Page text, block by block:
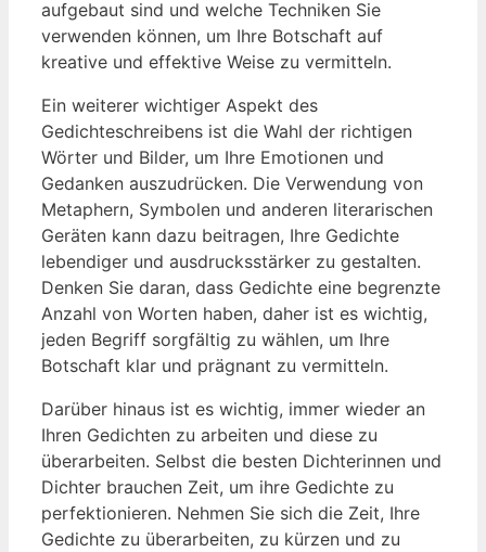
aufgebaut sind⁤ und welche Techniken⁢ Sie
verwenden können, um Ihre Botschaft auf
kreative ⁣und effektive⁤ Weise zu vermitteln.
Ein weiterer wichtiger Aspekt des
Gedichteschreibens ist die ⁢Wahl der richtigen
⁤Wörter ⁢und Bilder, um Ihre Emotionen und
Gedanken auszudrücken. Die Verwendung von
Metaphern, Symbolen und anderen literarischen
Geräten kann dazu beitragen, Ihre Gedichte
lebendiger und⁢ ausdrucksstärker zu gestalten.
Denken Sie daran, dass Gedichte eine begrenzte
Anzahl von Worten⁣ haben, ⁤daher ist es⁣ wichtig,
jeden Begriff sorgfältig zu wählen, um Ihre
Botschaft klar und prägnant zu vermitteln.
Darüber hinaus ist es wichtig, immer ‌wieder an‍
Ihren ⁤Gedichten zu​ arbeiten und diese zu
überarbeiten. Selbst die besten Dichterinnen und
⁢Dichter brauchen Zeit, um ihre Gedichte‍ zu
perfektionieren.‍ Nehmen Sie sich die Zeit, Ihre
⁢Gedichte zu ‌überarbeiten, zu kürzen⁣ und zu